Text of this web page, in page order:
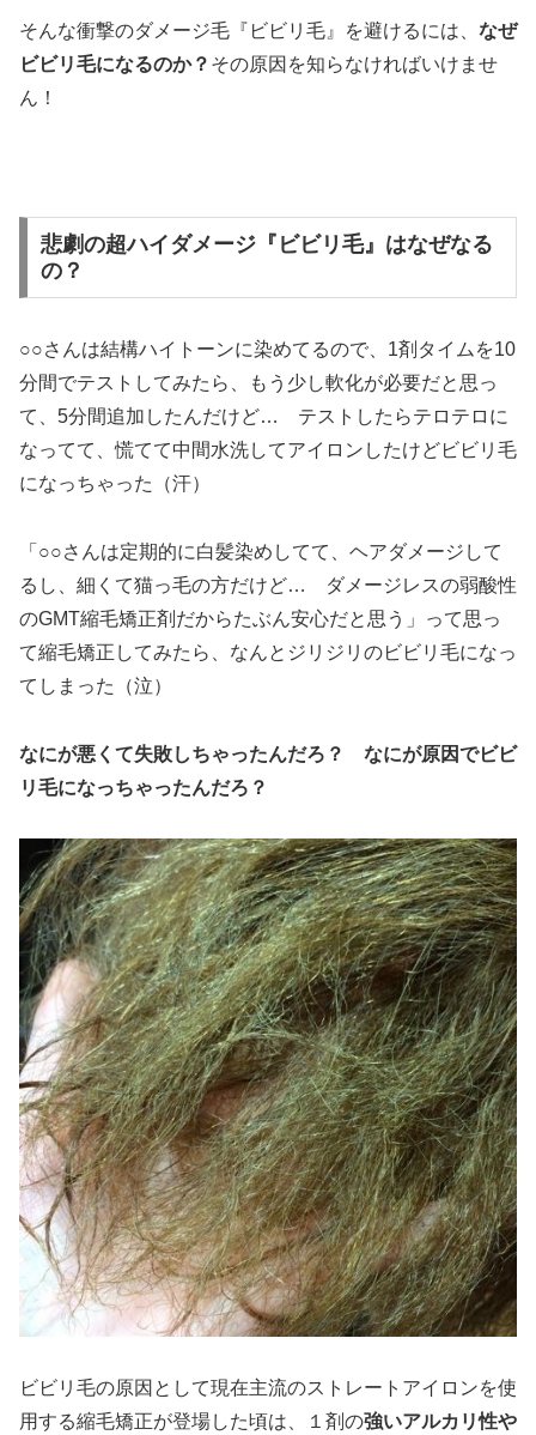
そんな衝撃のダメージ毛『ビビリ毛』を避けるには、 なぜ
ビビリ毛になるのか？ その原因を知らなければいけませ
ん！
悲劇の超ハイダメージ『ビビリ毛』はなぜなる
の？
○○さんは結構ハイトーンに染めてるので、1剤タイムを10
分間でテストしてみたら、もう少し軟化が必要だと思っ
て、5分間追加したんだけど… テストしたらテロテロに
なってて、慌てて中間水洗してアイロンしたけどビビリ毛
になっちゃった（汗）
「○○さんは定期的に白髪染めしてて、ヘアダメージして
るし、細くて猫っ毛の方だけど… ダメージレスの弱酸性
のGMT縮毛矯正剤だからたぶん安心だと思う」って思っ
て縮毛矯正してみたら、なんとジリジリのビビリ毛になっ
てしまった（泣）
なにが悪くて失敗しちゃったんだろ？ なにが原因でビビ
リ毛になっちゃったんだろ？
ビビリ毛の原因として現在主流のストレートアイロンを使
用する縮毛矯正が登場した頃は、１剤の強いアルカリ性や